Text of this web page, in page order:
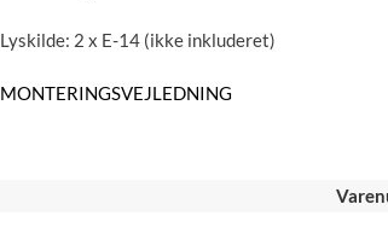
Lyskilde: 2 x E-14 (ikke inkluderet)
MONTERINGSVEJLEDNING